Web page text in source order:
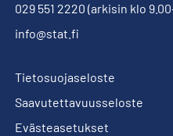
029 551 2220 (arkisin klo
info@stat.fi
Tietosuojaseloste
Saavutettavuusseloste
Evästeasetukset